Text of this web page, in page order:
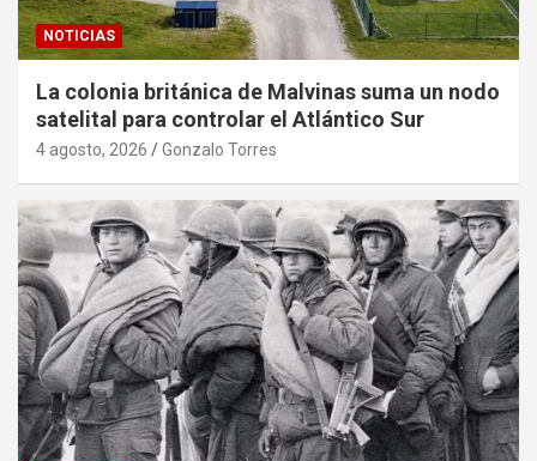
NOTICIAS
La colonia británica de Malvinas suma un nodo
satelital para controlar el Atlántico Sur
4 agosto, 2026 Gonzalo Torres